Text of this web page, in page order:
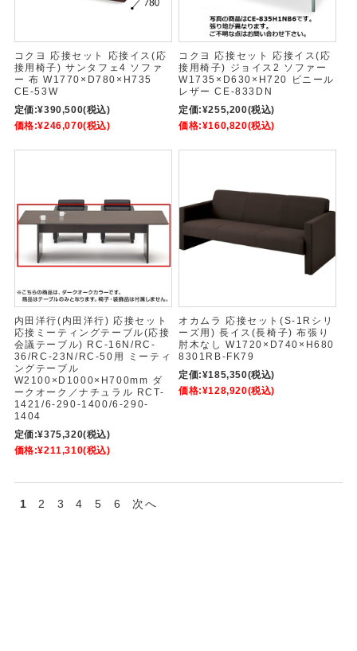
コクヨ 応接セット 応接イス(応
接用椅子) サンタフェ4 ソファ
ー 布 W1770×D780×H735
CE-53W
定価:¥390,500(税込)
価格:¥246,070(税込)
コクヨ 応接セット 応接イス(応
接用椅子) ジョイス2 ソファー
W1735×D630×H720 ビニール
レザー CE-833DN
定価:¥255,200(税込)
価格:¥160,820(税込)
内田洋行(内田洋行) 応接セット
応接ミーティングテーブル(応接
会議テーブル) RC-16N/RC-
36/RC-23N/RC-50用 ミーティ
ングテーブル
W2100×D1000×H700mm ダ
ークオーク／ナチュラル RCT-
1421/6-290-1400/6-290-
1404
定価:¥375,320(税込)
価格:¥211,310(税込)
オカムラ 応接セット(S-1Rシリ
ーズ用) 長イス(長椅子) 布張り
肘木なし W1720×D740×H680
8301RB-FK79
定価:¥185,350(税込)
価格:¥128,920(税込)
1 2 3 4 5 6 次へ